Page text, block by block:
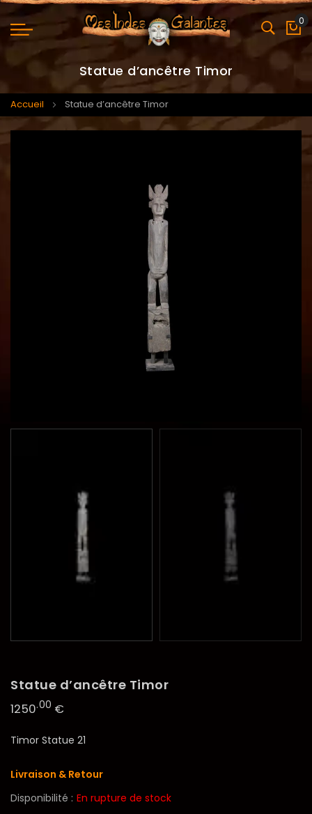
0
Statue d’ancêtre Timor
Accueil Statue d’ancêtre Timor
Statue d’ancêtre Timor
1250.00 €
Timor Statue 21
Livraison & Retour
Disponibilité : En rupture de stock